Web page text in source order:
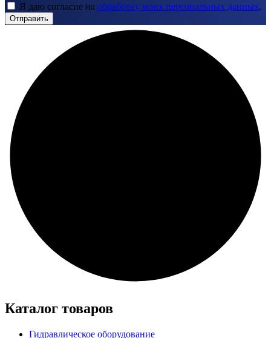
Я даю согласие на обработку моих персональных данных.
Отправить
Каталог товаров
Гидравлическое оборудование